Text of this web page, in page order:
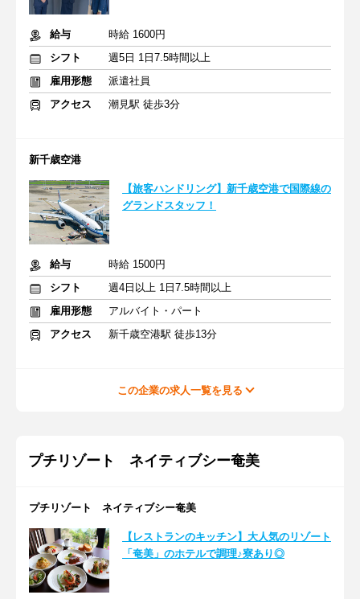
給与
時給 1600円
シフト
週5日 1日7.5時間以上
雇用形態
派遣社員
アクセス
潮見駅 徒歩3分
新千歳空港
【旅客ハンドリング】新千歳空港で国際線の
グランドスタッフ！
給与
時給 1500円
シフト
週4日以上 1日7.5時間以上
雇用形態
アルバイト・パート
アクセス
新千歳空港駅 徒歩13分
この企業の求人一覧を見る
プチリゾート ネイティブシー奄美
プチリゾート ネイティブシー奄美
【レストランのキッチン】大人気のリゾート
「奄美」のホテルで調理♪寮あり◎